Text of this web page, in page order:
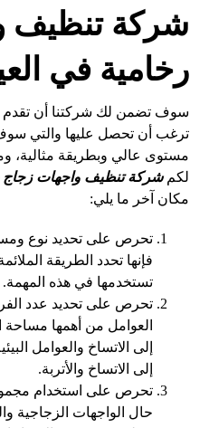
شركة تنظيف
رخامية في
سوف تضمن لك شركتنا أن
ترغب أن تحصل عليها والتي
مستوى عالي وبطريقة مثالية،
لكمشركة تنظيف واجهات زجاج
مكان آخر ما يلي:
تحرص على تحديد نوع
فإنها تحدد الطريقة
تستخدمها في هذه المهمة.
تحرص على تحديد عدد
العوامل من أهمها
إلى الاتساخ والعوامل
إلى الاتساخ والأتربة.
تحرص على استخدام
حال الواجهات الزجاجية